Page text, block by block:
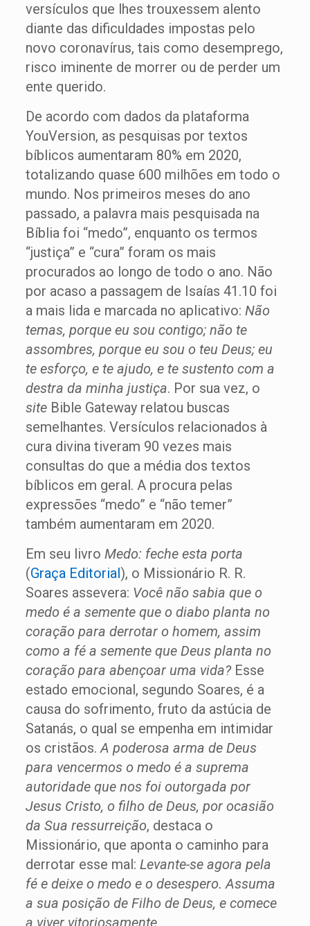
versículos que lhes trouxessem alento
diante das dificuldades impostas pelo
novo coronavírus, tais como desemprego,
risco iminente de morrer ou de perder um
ente querido.
De acordo com dados da plataforma
YouVersion, as pesquisas por textos
bíblicos aumentaram 80% em 2020,
totalizando quase 600 milhões em todo o
mundo. Nos primeiros meses do ano
passado, a palavra mais pesquisada na
Bíblia foi “medo”, enquanto os termos
“justiça” e “cura” foram os mais
procurados ao longo de todo o ano. Não
por acaso a passagem de Isaías 41.10 foi
a mais lida e marcada no aplicativo: Não
temas, porque eu sou contigo; não te
assombres, porque eu sou o teu Deus; eu
te esforço, e te ajudo, e te sustento com a
destra da minha justiça. Por sua vez, o
site Bible Gateway relatou buscas
semelhantes. Versículos relacionados à
cura divina tiveram 90 vezes mais
consultas do que a média dos textos
bíblicos em geral. A procura pelas
expressões “medo” e “não temer”
também aumentaram em 2020.
Em seu livro Medo: feche esta porta
(Graça Editorial), o Missionário R. R.
Soares assevera: Você não sabia que o
medo é a semente que o diabo planta no
coração para derrotar o homem, assim
como a fé a semente que Deus planta no
coração para abençoar uma vida?Esse
estado emocional, segundo Soares, é a
causa do sofrimento, fruto da astúcia de
Satanás, o qual se empenha em intimidar
os cristãos.A poderosa arma de Deus
para vencermos o medo é a suprema
autoridade que nos foi outorgada por
Jesus Cristo, o filho de Deus, por ocasião
da Sua ressurreição, destaca o
Missionário, que aponta o caminho para
derrotar esse mal: Levante-se agora pela
fé e deixe o medo e o desespero. Assuma
a sua posição de Filho de Deus, e comece
a viver vitoriosamente.